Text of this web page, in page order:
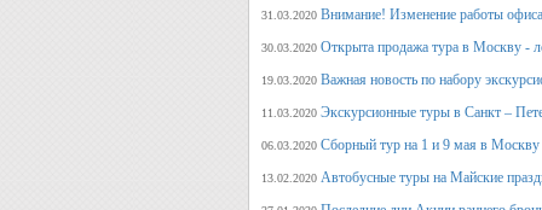
31.03.2020 Внимание! Изменение работы
30.03.2020 Открыта продажа тура в Москву -
19.03.2020 Важная новость по набору
11.03.2020 Экскурсионные туры в Санкт –
06.03.2020 Сборный тур на 1 и 9 мая в Москву
13.02.2020 Автобусные туры на Майские